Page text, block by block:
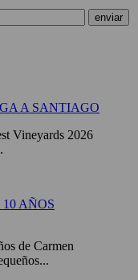
A SANTIAGO
Vineyards 2026
AÑOS
de Carmen